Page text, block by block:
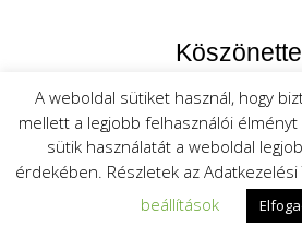
Mónika
A weboldal sütiket használ, hogy
mellett a legjobb felhasználói
sütik használatát a weboldal
érdekében. Részletek az
beállítások